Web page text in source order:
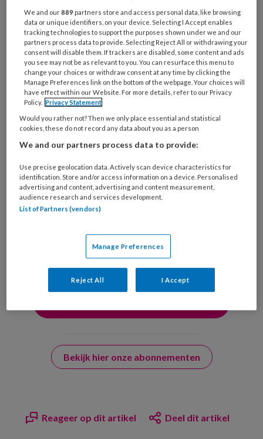
welke
organisatie
werk
je?
Untitled
Ontvang 2x per week de
KinderopvangTotaal nieuwsbrief
Ontvang iedere zondag het
Management Kinderopvang
Weekoverzicht
Ja, ik geef toestemming voor e-mails
van KinderopvangTotaal en
Springer Media B.V.
?
uw profiel in overeenstemming met ons
Bekijk hier onze abonnementen
Reageer op dit artikel Deel dit artikel
We and our889 partners store and access personal data, like browsing
data or unique identifiers, on your device. Selecting I Accept enables
tracking technologies to support the purposes shown under we and our
partners process data to provide. Selecting Reject All or withdrawing your
consent will disable them. If trackers are disabled, some content and ads
you see may not be as relevant to you. You can resurface this menu to
change your choices or withdraw consent at any time by clicking the
Manage Preferences link on the bottom of the webpage. Your choices will
have effect within our Website. For more details, refer to our Privacy
Policy. Privacy Statement
Would you rather not? Then we only place essential and statistical
cookies, these do not record any data about you as a person
We and our partners process data to provide:
Use precise geolocation data. Actively scan device characteristics for
identification. Store and/or access information on a device. Personalised
advertising and content, advertising and content measurement,
audience research and services development.
List of Partners (vendors)
Manage Preferences
Reject All I Accept